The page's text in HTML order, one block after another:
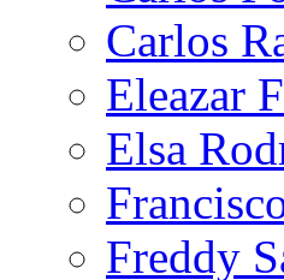
Carlos
Eleazar
Elsa
Freddy